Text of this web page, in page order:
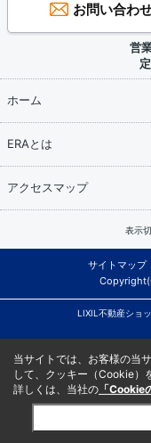
お問い合わ
営
ホーム
ERAとは
アクセスマップ
表示
サイトマップ
LIXIL不動産ショ
当サイトでは、お客様の当
して、クッキー（Cookie）
詳しくは、当社の 「Cookie